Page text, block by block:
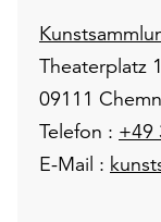
Theaterplatz 1
09111
Telefon : +49
E-Mail :